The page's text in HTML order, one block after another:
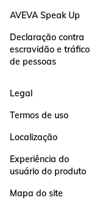
AVEVA Speak Up
Declaração contra
escravidão e tráfico
de pessoas
Legal
Termos de uso
Localização
Experiência do
usuário do produto
Mapa do site